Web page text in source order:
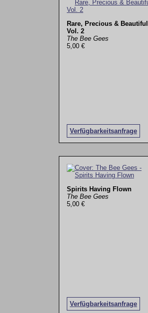
Rare, Precious & Beautiful
Vol. 2
The Bee Gees
5,00 €
Verfügbarkeitsanfrage
Spirits Having Flown
The Bee Gees
5,00 €
Verfügbarkeitsanfrage